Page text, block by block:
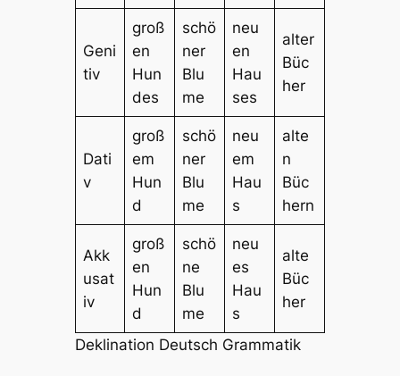
Geni
tiv
groß
en
Hun
des
schö
ner
Blu
me
neu
en
Hau
ses
alter
Büc
her
Dati
v
groß
em
Hun
d
schö
ner
Blu
me
neu
em
Hau
s
alte
n
Büc
hern
Akk
usat
iv
groß
en
Hun
d
schö
ne
Blu
me
neu
es
Hau
s
alte
Büc
her
Deklination Deutsch Grammatik